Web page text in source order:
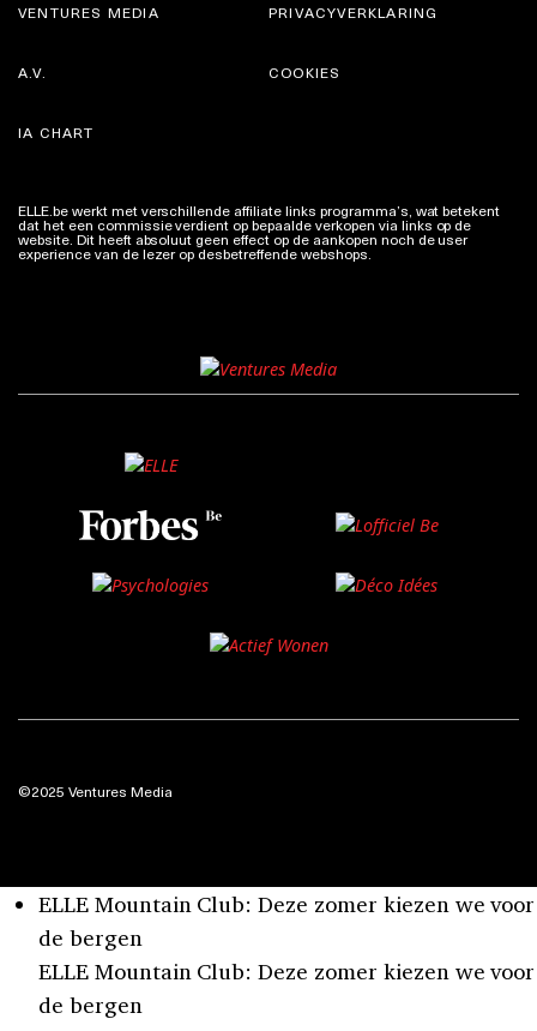
VENTURES MEDIA PRIVACYVERKLARING
A.V.
IA CHART
COOKIES
ELLE.be werkt met verschillende affiliate links programma’s, wat betekent
dat het een commissie verdient op bepaalde verkopen via links op de
website. Dit heeft absoluut geen effect op de aankopen noch de user
experience van de lezer op desbetreffende webshops.
©2025 Ventures Media
ELLE Mountain Club: Deze zomer kiezen we voor
de bergen
ELLE Mountain Club: Deze zomer kiezen we voor
de bergen